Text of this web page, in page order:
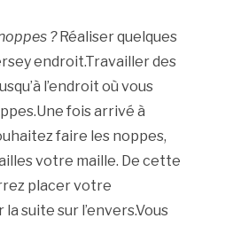
?Réaliser quelques
endroit.Travailler des
l’endroit où vous
fois arrivé à
faire les noppes,
votre maille. De cette
placer votre
suite sur l’envers.Vous